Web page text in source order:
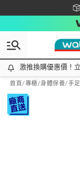
激推換購優惠價！立即
激推換購優惠價！
首頁/專櫃/身體保養/手